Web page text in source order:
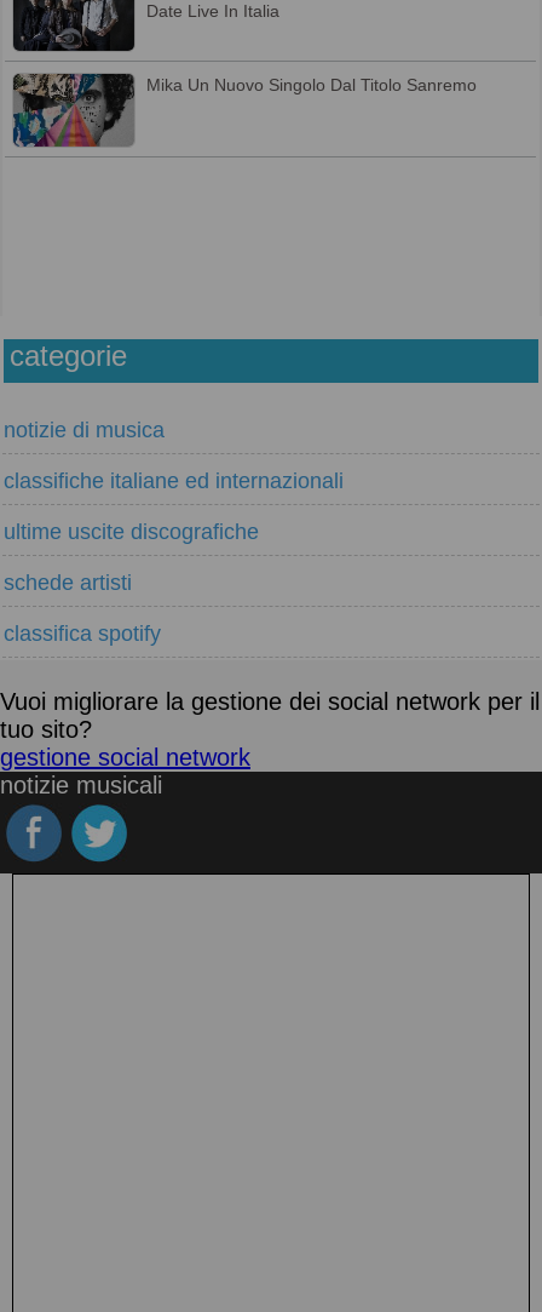
Date Live In Italia
Mika Un Nuovo Singolo Dal Titolo Sanremo
categorie
notizie di musica
classifiche italiane ed internazionali
ultime uscite discografiche
schede artisti
classifica spotify
Vuoi migliorare la gestione dei social network per il
tuo sito?
gestione social network
notizie musicali